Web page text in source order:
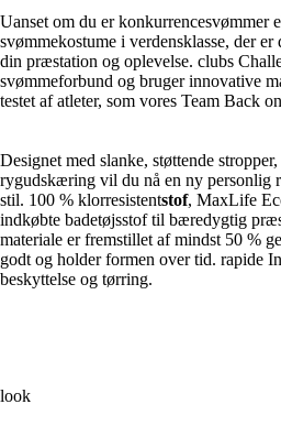
Uanset om du er konkurrencesvømmer
svømmekostume i verdensklasse, der
din præstation og oplevelse. clubs
svømmeforbund og bruger innovative
testet af atleter, som vores Team Back
Designet med slanke, støttende
rygudskæring vil du nå en ny personlig
stil. 100 % klorresistentstof, MaxLife
indkøbte badetøjsstof til bæredygtig
materiale er fremstillet af mindst 50 %
godt og holder formen over tid. rapide
beskyttelse og tørring.
look